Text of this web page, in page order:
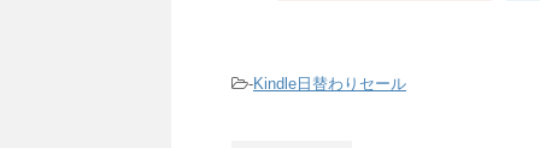
-Kindle日替わりセール